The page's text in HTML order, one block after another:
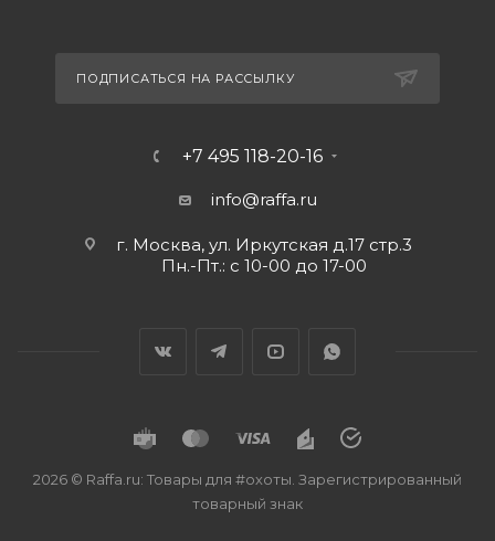
ПОДПИСАТЬСЯ НА РАССЫЛКУ
+7 495 118-20-16
info@raffa.ru
г. Москва, ул. Иркутская д.17 стр.3
Пн.-Пт.: с 10-00 до 17-00
2026 © Raffa.ru: Товары для #охоты. Зарегистрированный
товарный знак